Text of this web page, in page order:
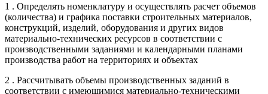
1 . Определять номенклатуру и осуществлять расчет объемов
(количества) и графика поставки строительных материалов,
конструкций, изделий, оборудования и других видов
материально-технических ресурсов в соответствии с
производственными заданиями и календарными планами
производства работ на территориях и объектах
2 . Рассчитывать объемы производственных заданий в
соответствии с имеющимися материально-техническими